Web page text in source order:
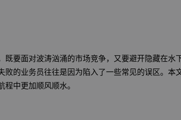
要面对波涛汹涌的市场竞争，又要避开隐藏在水
的业务员往往是因为陷入了一些常见的误区。本
中更加顺风顺水。